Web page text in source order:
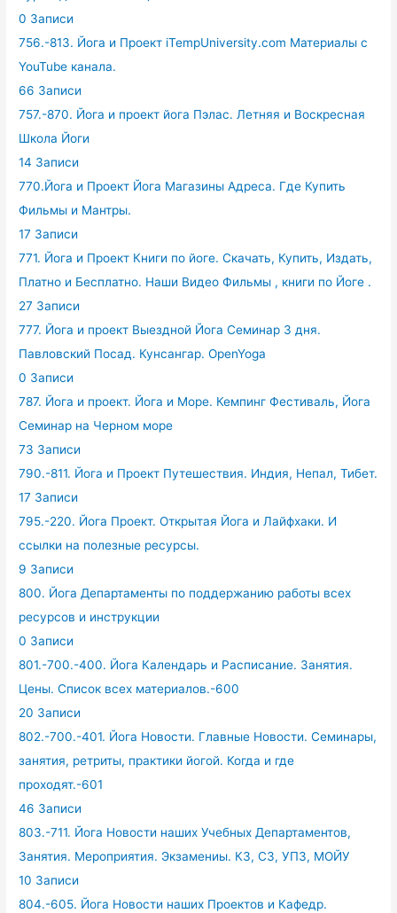
0 Записи
756.-813. Йога и Проект iTempUniversity.com Материалы с
YouTube канала.
66 Записи
757.-870. Йога и проект йога Пэлас. Летняя и Воскресная
Школа Йоги
14 Записи
770.Йога и Проект Йога Магазины Адреса. Где Купить
Фильмы и Мантры.
17 Записи
771. Йога и Проект Книги по йоге. Скачать, Купить, Издать,
Платно и Бесплатно. Наши Видео Фильмы , книги по Йоге .
27 Записи
777. Йога и проект Выездной Йога Семинар 3 дня.
Павловский Посад. Кунсангар. OpenYoga
0 Записи
787. Йога и проект. Йога и Море. Кемпинг Фестиваль, Йога
Семинар на Черном море
73 Записи
790.-811. Йога и Проект Путешествия. Индия, Непал, Тибет.
17 Записи
795.-220. Йога Проект. Открытая Йога и Лайфхаки. И
ссылки на полезные ресурсы.
9 Записи
800. Йога Департаменты по поддержанию работы всех
ресурсов и инструкции
0 Записи
801.-700.-400. Йога Календарь и Расписание. Занятия.
Цены. Список всех материалов.-600
20 Записи
802.-700.-401. Йога Новости. Главные Новости. Семинары,
занятия, ретриты, практики йогой. Когда и где
проходят.-601
46 Записи
803.-711. Йога Новости наших Учебных Департаментов,
Занятия. Мероприятия. Экзамениы. КЗ, СЗ, УПЗ, МОЙУ
10 Записи
804.-605. Йога Новости наших Проектов и Кафедр.